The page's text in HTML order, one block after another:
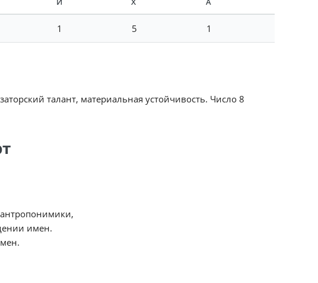
1 5 1
талант, материальная устойчивость. Число 8
имен.